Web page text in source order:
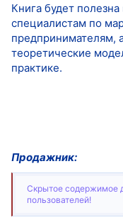
Книга будет
специалистам по
предпринимателям,
теоретические
практике.
Продажник:
Скрытое содержимое
пользователей!